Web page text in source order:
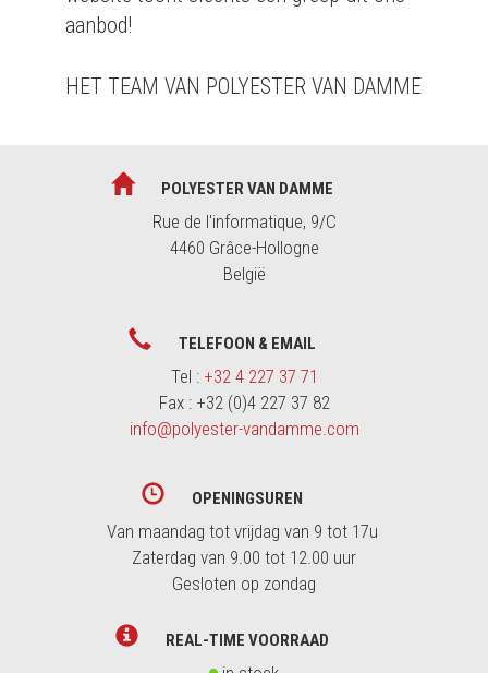
aanbod!
HET TEAM VAN POLYESTER VAN DAMME
POLYESTER VAN DAMME
Rue de l'informatique, 9/C
4460 Grâce-Hollogne
België
TELEFOON & EMAIL
Tel : +32 4 227 37 71
Fax : +32 (0)4 227 37 82
info@polyester-vandamme.com
OPENINGSUREN
Van maandag tot vrijdag van 9 tot 17u
Zaterdag van 9.00 tot 12.00 uur
Gesloten op zondag
REAL-TIME VOORRAAD